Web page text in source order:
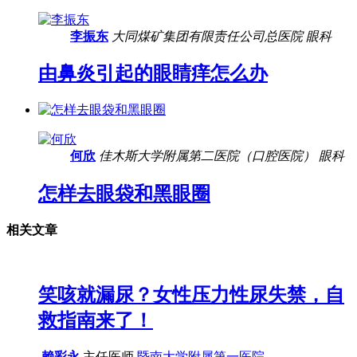
李振东 大同煤矿集团有限责任公司总医院 眼科
由鼻炎引起的眼睛痒怎么办
何欣 佳木斯大学附属第二医院（口腔医院） 眼科
怎样去眼袋和黑眼圈
相关文章
笑咳就漏尿？女性压力性尿失禁，自
救指南来了！